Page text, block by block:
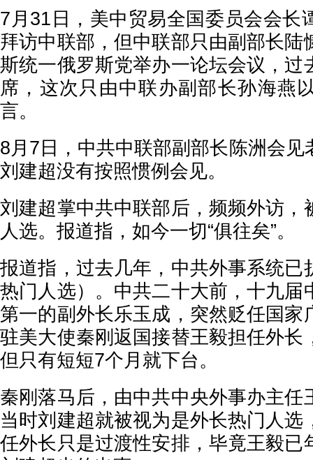
7月31日，美中贸易全国委员会会长
拜访中联部，但中联部只由副部长陆
斯统一俄罗斯党举办一论坛会议，过
席，这次只由中联办副部长孙海燕
言。
8月7日，中共中联部副部长陈洲会见
刘建超没有按照惯例会见。
刘建超掌中共中联部后，频频外访，
人选。报道指，如今一切“俱往矣”。
报道指，过去几年，中共外事系统已
热门人选）。中共二十大前，十九届
第一的副外长乐玉成，突然贬任国家
驻美大使秦刚返国接替王毅担任外长
但只有短短7个月就下台。
秦刚落马后，由中共中央外事办主任
当时刘建超就被视为是外长热门人选
任外长只是过渡性安排，毕竟王毅已